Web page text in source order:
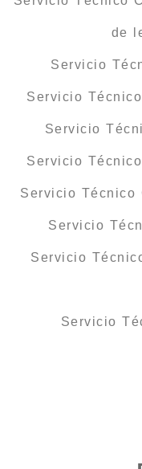
de
Servicio
Servicio
Servicio
Servicio
Servicio Técnico
Servicio
Servicio
Servicio